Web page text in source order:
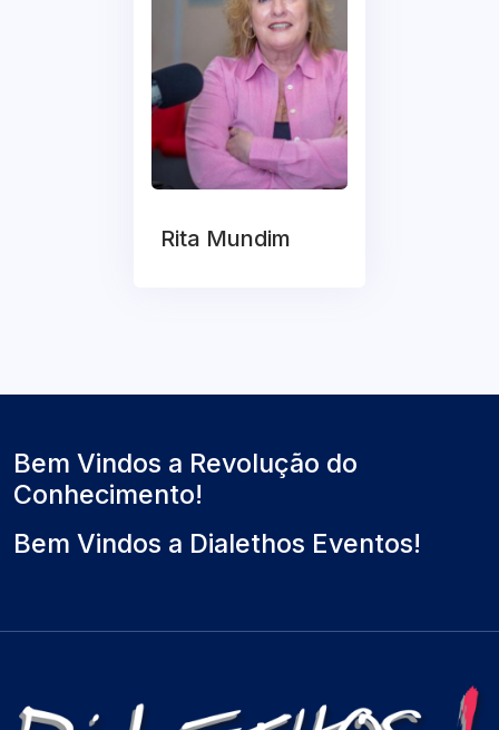
Rita Mundim
Bem Vindos a Revolução do
Conhecimento!
Bem Vindos a Dialethos Eventos!